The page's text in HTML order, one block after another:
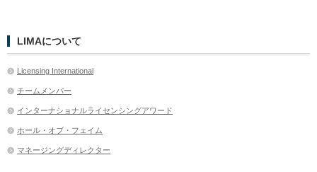
LIMAについて
Licensing International
チームメンバー
インターナショナルライセンシングアワード
ホール・オブ・フェイム
マネージングディレクター